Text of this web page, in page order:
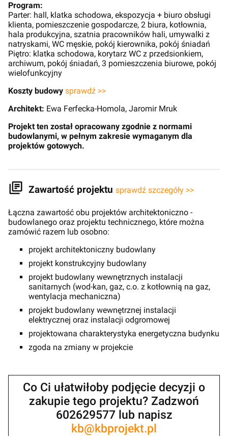
Program:
Parter: hall, klatka schodowa, ekspozycja + biuro obsługi
klienta, pomieszczenie gospodarcze, 2 biura, kotłownia,
hala produkcyjna, szatnia pracowników hali, umywalki z
natryskami, WC męskie, pokój kierownika, pokój śniadań
Piętro: klatka schodowa, korytarz WC z przedsionkiem,
archiwum, pokój śniadań, 3 pomieszczenia biurowe, pokój
wielofunkcyjny
Koszty budowy sprawdź >>
Architekt: Ewa Ferfecka-Homola, Jaromir Mruk
Projekt ten został opracowany zgodnie z normami
budowlanymi, w pełnym zakresie wymaganym dla
projektów gotowych.
Zawartość projektu sprawdź szczegóły >>
Łączna zawartość obu projektów architektoniczno -
budowlanego oraz projektu technicznego, które można
zamówić razem lub osobno:
projekt architektoniczny budowlany
projekt konstrukcyjny budowlany
projekt budowlany wewnętrznych instalacji
sanitarnych (wod-kan, gaz, c.o. z kotłownią na gaz,
wentylacja mechaniczna)
projekt budowlany wewnętrznej instalacji
elektrycznej oraz instalacji odgromowej
projektowana charakterystyka energetyczna budynku
zgoda na zmiany w projekcie
Co Ci ułatwiłoby podjęcie decyzji o
zakupie tego projektu? Zadzwoń
602629577 lub napisz
kb@kbprojekt.pl